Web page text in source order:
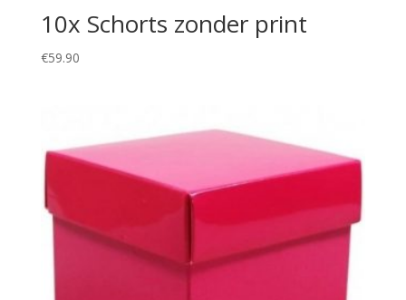
10x Schorts zonder print
€59.90